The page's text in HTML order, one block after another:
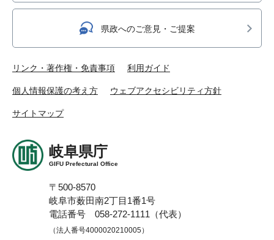
県政へのご意見・ご提案
リンク・著作権・免責事項 利用ガイド
個人情報保護の考え方 ウェブアクセシビリティ方針
サイトマップ
岐阜県庁
GIFU Prefectural Office
〒500-8570
岐阜市薮田南2丁目1番1号
電話番号 058-272-1111（代表）
（法人番号4000020210005）